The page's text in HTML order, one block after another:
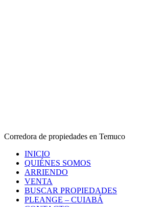
Corredora de propiedades en Temuco
INICIO
QUIÉNES SOMOS
ARRIENDO
VENTA
BUSCAR PROPIEDADES
PLEANGE – CUIABÁ